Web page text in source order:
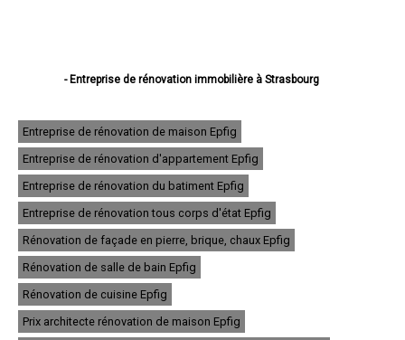
- Entreprise de rénovation immobilière à Strasbourg
- Entreprise de rénovation immobilière à Illkirch-Graffenstaden
- Entreprise de rénovation immobilière à Sélestat
- Entreprise de rénovation immobilière à Bischheim
- Entreprise de rénovation immobilière à Lingolsheim
- Entreprise de rénovation immobilière à Bischwiller
- Entreprise de rénovation immobilière à Saverne
- Entreprise de rénovation immobilière à Obernai
- Entreprise de rénovation immobilière à Ostwald
- Entreprise de rénovation immobilière à Hœnheim
- Entreprise de rénovation immobilière à Erstein
- Entreprise de rénovation immobilière à Brumath
- Entreprise de rénovation immobilière à Molsheim
- Entreprise de rénovation immobilière à Wissembourg
Entreprise de rénovation de maison Epfig
Entreprise de rénovation d'appartement Epfig
Entreprise de rénovation du batiment Epfig
Entreprise de rénovation tous corps d'état Epfig
Rénovation de façade en pierre, brique, chaux Epfig
Rénovation de salle de bain Epfig
Rénovation de cuisine Epfig
Prix architecte rénovation de maison Epfig